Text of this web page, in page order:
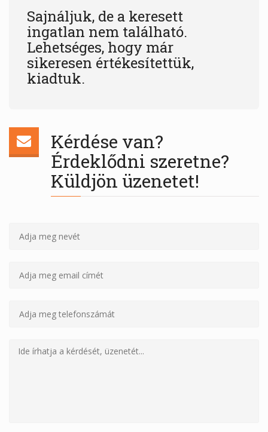
Sajnáljuk, de a keresett
ingatlan nem található.
Lehetséges, hogy már
sikeresen értékesítettük,
kiadtuk.
Kérdése van?
Érdeklődni szeretne?
Küldjön üzenetet!